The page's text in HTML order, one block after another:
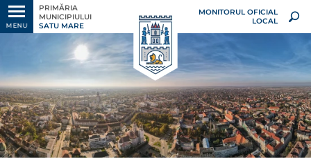
MENU
PRIMĂRIA
MUNICIPIULUI
SATU MARE
MONITORUL OFICIAL
LOCAL